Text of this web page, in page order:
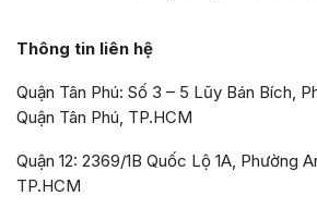
Thông tin liên hệ
Quận Tân Phú: Số 3 – 5 Lũy Bán Bích,
Quận Tân Phú, TP.HCM
Quận 12: 2369/1B Quốc Lộ 1A, Phường
TP.HCM